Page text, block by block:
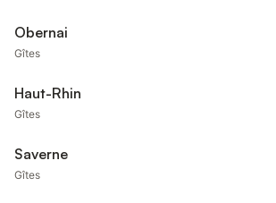
Obernai
Gîtes
Haut-Rhin
Gîtes
Saverne
Gîtes